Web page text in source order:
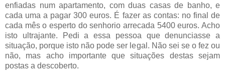
enfiadas num apartamento, com duas casas de banho, e
cada uma a pagar 300 euros. É fazer as contas: no final de
cada mês o esperto do senhorio arrecada 5400 euros. Acho
isto ultrajante. Pedi a essa pessoa que denunciasse a
situação, porque isto não pode ser legal. Não sei se o fez ou
não, mas acho importante que situações destas sejam
postas a descoberto.